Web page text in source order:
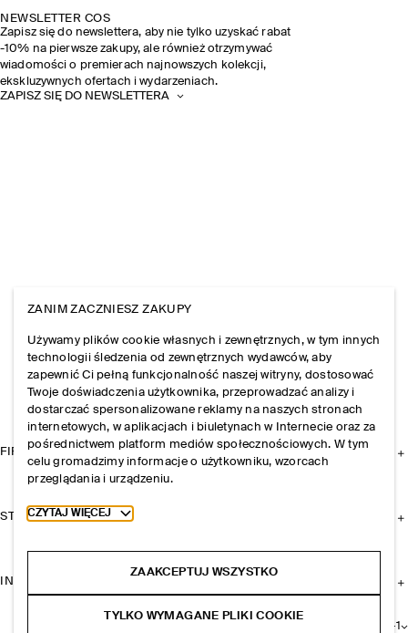
+1
NEWSLETTER COS
Zapisz się do newslettera, aby nie tylko uzyskać rabat
-10% na pierwsze zakupy, ale również otrzymywać
wiadomości o premierach najnowszych kolekcji,
ekskluzywnych ofertach i wydarzeniach.
ZAPISZ SIĘ DO NEWSLETTERA
FIRMA
STREFA KLIENTA
INFORMACJE I REGULAMINY
ZANIM ZACZNIESZ ZAKUPY
Używamy plików cookie własnych i zewnętrznych, w tym innych
technologii śledzenia od zewnętrznych wydawców, aby
zapewnić Ci pełną funkcjonalność naszej witryny, dostosować
Twoje doświadczenia użytkownika, przeprowadzać analizy i
dostarczać spersonalizowane reklamy na naszych stronach
internetowych, w aplikacjach i biuletynach w Internecie oraz za
pośrednictwem platform mediów społecznościowych. W tym
celu gromadzimy informacje o użytkowniku, wzorcach
przeglądania i urządzeniu.
Toggle more cookie information
CZYTAJ WIĘCEJ
ZAAKCEPTUJ WSZYSTKO
TYLKO WYMAGANE PLIKI COOKIE